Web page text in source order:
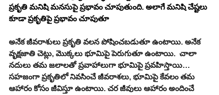
ప్రకృతి మనిషి మనసుపై ప్రభావం చూపుతుంది. అలాగే మనిషి చేష్టలు
కూడా ప్రకృతిపై ప్రభావం చూపుతూ
అనేక జీవరాశులు ప్రకృతి వలన పోషించబడుతూ ఉంటాయి. అనేక
వృక్షజాతి చెట్లు, మొక్కలు భూమిపై పెరుగుతూ ఉంటాయి.  చాలా
నదులు తమ జలాలతో ప్రవాహాలుగా భూమిపై ప్రవహిస్తాయి…
సహజంగా ప్రకృతిలో నివసించే జీవరాశలు, భూమిపై కేవలం తమ
ఆహారం కోసం జీవిస్తూ ఉంటాయి. చర జీవులు ఆహారం అందించే